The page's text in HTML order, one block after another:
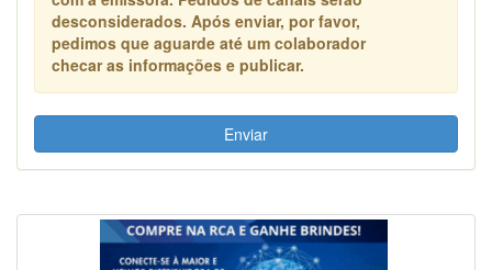
desconsiderados. Após enviar, por favor,
pedimos que aguarde até um colaborador
checar as informações e publicar.
Enviar